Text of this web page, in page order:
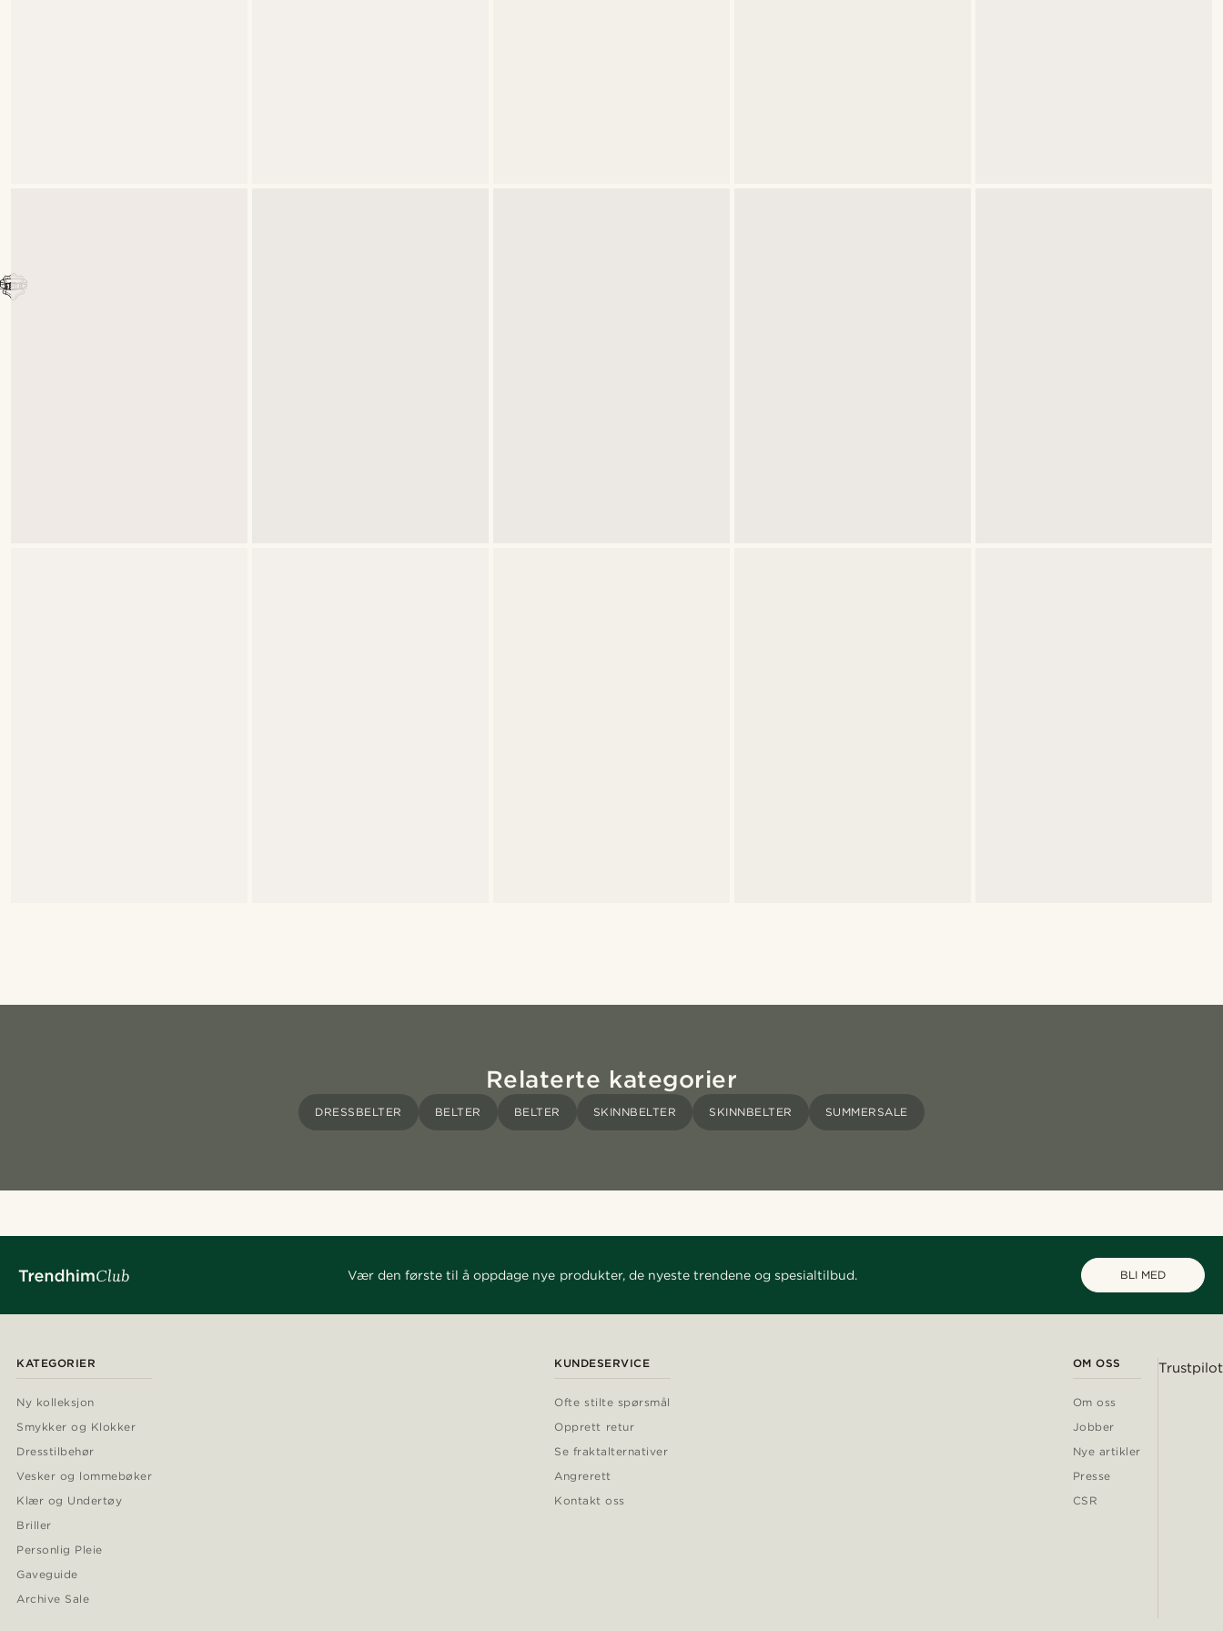
Relaterte kategorier
DRESSBELTER BELTER BELTER SKINNBELTER SKINNBELTER SUMMERSALE
Vær den første til å oppdage nye produkter, de nyeste trendene og spesialtilbud. BLI MED
KATEGORIER
Ny kolleksjon
Smykker og Klokker
Dresstilbehør
Vesker og lommebøker
Klær og Undertøy
Briller
Personlig Pleie
Gaveguide
Archive Sale
KUNDESERVICE
Ofte stilte spørsmål
Opprett retur
Se fraktalternativer
Angrerett
Kontakt oss
OM OSS
Om oss
Jobber
Nye artikler
Presse
CSR
Trustpilot